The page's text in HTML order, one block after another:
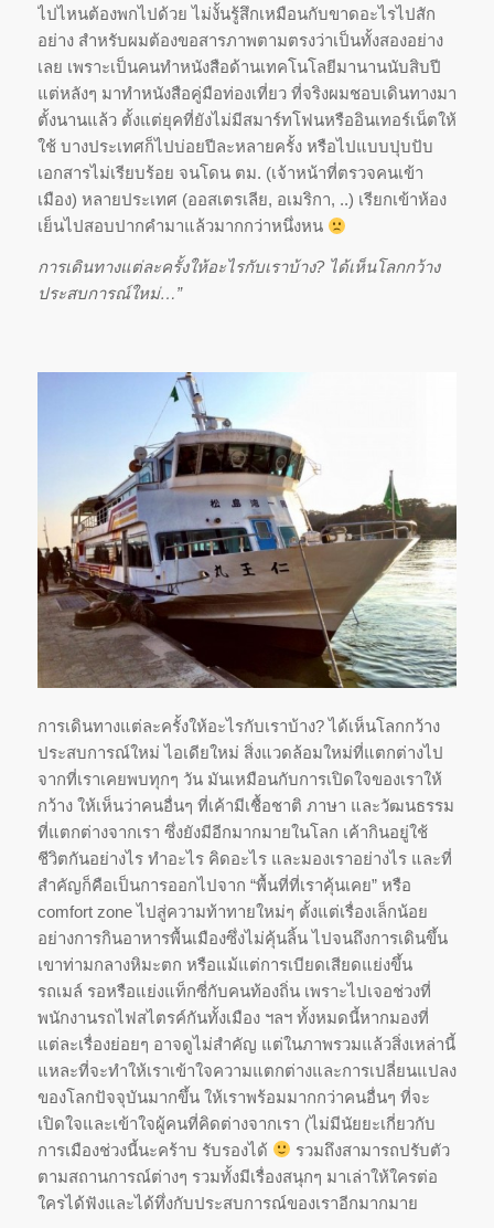
ไปไหนต้องพกไปด้วย ไม่งั้นรู้สึกเหมือนกับขาดอะไรไปสัก
อย่าง สำหรับผมต้องขอสารภาพตามตรงว่าเป็นทั้งสองอย่าง
เลย เพราะเป็นคนทำหนังสือด้านเทคโนโลยีมานานนับสิบปี
แต่หลังๆ มาทำหนังสือคู่มือท่องเที่ยว ที่จริงผมชอบเดินทางมา
ตั้งนานแล้ว ตั้งแต่ยุคที่ยังไม่มีสมาร์ทโฟนหรืออินเทอร์เน็ตให้
ใช้ บางประเทศก็ไปบ่อยปีละหลายครั้ง หรือไปแบบปุบปับ
เอกสารไม่เรียบร้อย จนโดน ตม. (เจ้าหน้าที่ตรวจคนเข้า
เมือง) หลายประเทศ (ออสเตรเลีย, อเมริกา, ..) เรียกเข้าห้อง
เย็นไปสอบปากคำมาแล้วมากกว่าหนึ่งหน
การเดินทางแต่ละครั้งให้อะไรกับเราบ้าง? ได้เห็นโลกกว้าง
ประสบการณ์ใหม่…”
การเดินทางแต่ละครั้งให้อะไรกับเราบ้าง? ได้เห็นโลกกว้าง
ประสบการณ์ใหม่ ไอเดียใหม่ สิ่งแวดล้อมใหม่ที่แตกต่างไป
จากที่เราเคยพบทุกๆ วัน มันเหมือนกับการเปิดใจของเราให้
กว้าง ให้เห็นว่าคนอื่นๆ ที่เค้ามีเชื้อชาติ ภาษา และวัฒนธรรม
ที่แตกต่างจากเรา ซึ่งยังมีอีกมากมายในโลก เค้ากินอยู่ใช้
ชีวิตกันอย่างไร ทำอะไร คิดอะไร และมองเราอย่างไร และที่
สำคัญก็คือเป็นการออกไปจาก “พื้นที่ที่เราคุ้นเคย” หรือ
comfort zone ไปสู่ความท้าทายใหม่ๆ ตั้งแต่เรื่องเล็กน้อย
อย่างการกินอาหารพื้นเมืองซึ่งไม่คุ้นลิ้น ไปจนถึงการเดินขึ้น
เขาท่ามกลางหิมะตก หรือแม้แต่การเบียดเสียดแย่งขึ้น
รถเมล์ รอหรือแย่งแท็กซี่กับคนท้องถิ่น เพราะไปเจอช่วงที่
พนักงานรถไฟสไตรค์กันทั้งเมือง ฯลฯ ทั้งหมดนี้หากมองที่
แต่ละเรื่องย่อยๆ อาจดูไม่สำคัญ แต่ในภาพรวมแล้วสิ่งเหล่านี้
แหละที่จะทำให้เราเข้าใจความแตกต่างและการเปลี่ยนแปลง
ของโลกปัจจุบันมากขึ้น ให้เราพร้อมมากกว่าคนอื่นๆ ที่จะ
เปิดใจและเข้าใจผู้คนที่คิดต่างจากเรา (ไม่มีนัยยะเกี่ยวกับ
การเมืองช่วงนี้นะคร้าบ รับรองได้
รวมถึงสามารถปรับตัว
ตามสถานการณ์ต่างๆ รวมทั้งมีเรื่องสนุกๆ มาเล่าให้ใครต่อ
ใครได้ฟังและได้ทึ่งกับประสบการณ์ของเราอีกมากมาย